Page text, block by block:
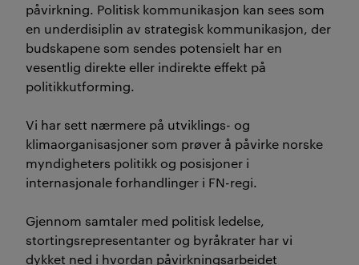
påvirkning. Politisk kommunikasjon kan sees som
en underdisiplin av strategisk kommunikasjon, der
budskapene som sendes potensielt har en
vesentlig direkte eller indirekte effekt på
politikkutforming.
Vi har sett nærmere på utviklings- og
klimaorganisasjoner som prøver å påvirke norske
myndigheters politikk og posisjoner i
internasjonale forhandlinger i FN-regi.
Gjennom samtaler med politisk ledelse,
stortingsrepresentanter og byråkrater har vi
dykket ned i hvordan påvirkningsarbeidet